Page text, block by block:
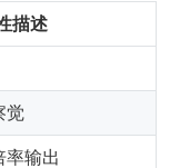
描述
觉
率输出